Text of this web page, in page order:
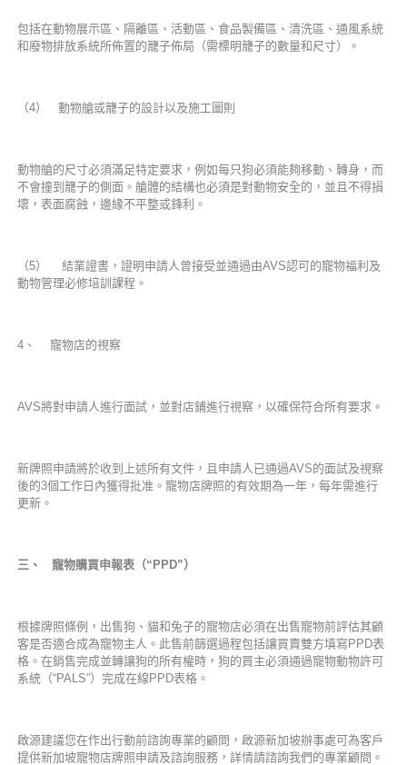
包括在動物展示區、隔離區、活動區、食品製備區、清洗區、通風系統
和廢物排放系統所佈置的籠子佈局（需標明籠子的數量和尺寸）。
（4） 動物艙或籠子的設計以及施工圖則
動物艙的尺寸必須滿足特定要求，例如每只狗必須能夠移動、轉身，而
不會撞到籠子的側面。艙體的結構也必須是對動物安全的，並且不得損
壞，表面腐蝕，邊緣不平整或鋒利。
（5） 結業證書，證明申請人曾接受並通過由AVS認可的寵物福利及
動物管理必修培訓課程。
4、 寵物店的視察
AVS將對申請人進行面試，並對店鋪進行視察，以確保符合所有要求。
新牌照申請將於收到上述所有文件，且申請人已通過AVS的面試及視察
後的3個工作日內獲得批准。寵物店牌照的有效期為一年，每年需進行
更新。
三、 寵物購買申報表（“PPD”）
根據牌照條例，出售狗、貓和兔子的寵物店必須在出售寵物前評估其顧
客是否適合成為寵物主人。此售前篩選過程包括讓買賣雙方填寫PPD表
格。在銷售完成並轉讓狗的所有權時，狗的買主必須通過寵物動物許可
系統（“PALS”）完成在線PPD表格。
啟源建議您在作出行動前諮詢專業的顧問，啟源新加坡辦事處可為客戶
提供新加坡寵物店牌照申請及諮詢服務，詳情請諮詢我們的專業顧問。